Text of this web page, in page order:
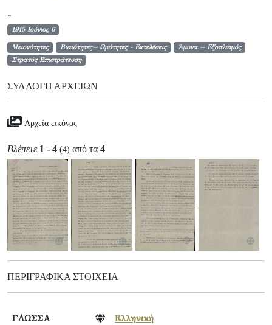
-
1915 Ιούνιος 6
Μειονότητες Βιαιότητες-- Ωμότητες - Εκτελέσεις
Άμυνα -- Εξοπλισμός
Στρατός Επιστράτευση
ΣΥΛΛΟΓΉ ΑΡΧΕΊΩΝ
Αρχεία εικόνας
Βλέπετε 1 - 4 (4) από τα 4
ΠΕΡΙΓΡΑΦΙΚΆ ΣΤΟΙΧΕΊΑ
ΓΛΩΣΣΑ
Ελληνική